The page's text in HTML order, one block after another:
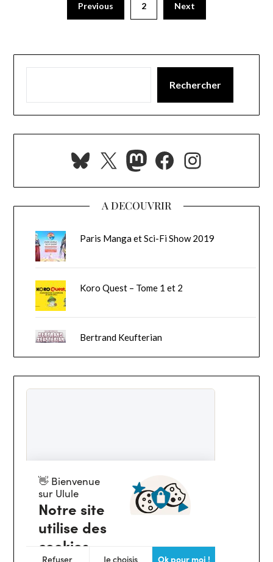
Previous 2 Next
Rechercher
Bluesky
X Mastodon
Facebook
A DECOUVRIR
Paris Manga et Sci-Fi Show 2019
Koro Quest – Tome 1 et 2
Bertrand Keufterian